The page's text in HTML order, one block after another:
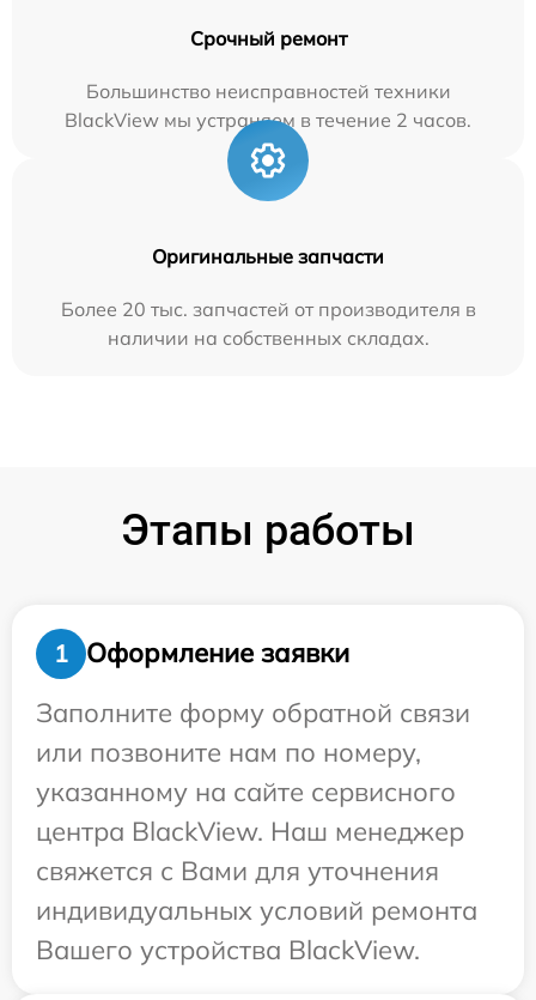
Срочный ремонт
Большинство неисправностей техники
BlackView мы устраняем в течение 2 часов.
Оригинальные запчасти
Более 20 тыс. запчастей от производителя в
наличии на собственных складах.
Этапы работы
1
Оформление заявки
Заполните форму обратной связи
или позвоните нам по номеру,
указанному на сайте сервисного
центра BlackView. Наш менеджер
свяжется с Вами для уточнения
индивидуальных условий ремонта
Вашего устройства BlackView.